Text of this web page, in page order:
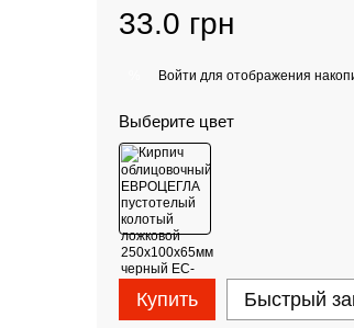
33.0 грн
Войти для отображения
Выберите цвет
Купить Быстрый